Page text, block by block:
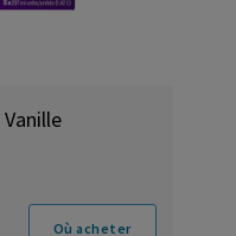
Où acheter